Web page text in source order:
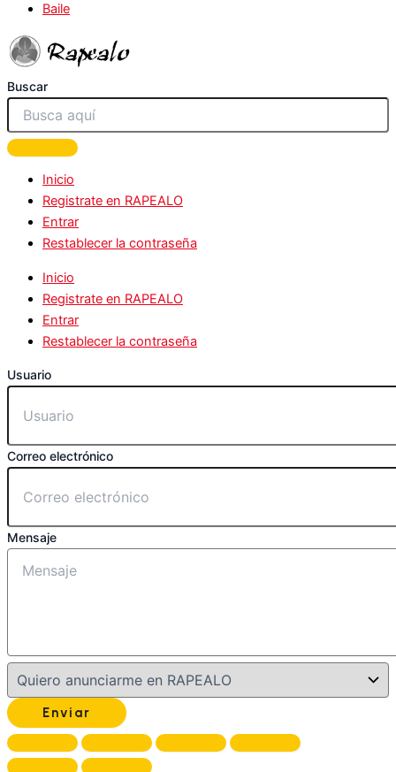
Baile
Buscar
Inicio
Registrate en RAPEALO
Entrar
Restablecer la contraseña
Inicio
Registrate en RAPEALO
Entrar
Restablecer la contraseña
Usuario
Correo electrónico
Mensaje
Enviar